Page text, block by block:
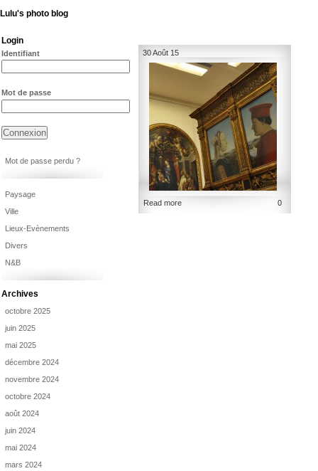
Lulu's photo blog
30 Août 15
Read more 0
Login
Identifiant
Mot de passe
Mot de passe perdu ?
Paysage
Ville
Lieux-Evènements
Divers
N&B
Archives
octobre 2025
juin 2025
mai 2025
décembre 2024
novembre 2024
octobre 2024
août 2024
juin 2024
mai 2024
mars 2024